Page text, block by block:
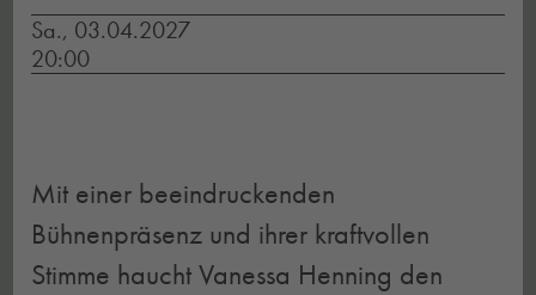
Sa., 03.04.2027
20:00
Mit einer beeindruckenden
Bühnenpräsenz und ihrer kraftvollen
Stimme haucht Vanessa Henning den